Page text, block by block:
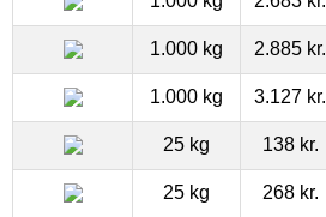
1.000 kg 2.885 kr.
1.000 kg 3.127 kr.
25 kg 138 kr.
25 kg 268 kr.